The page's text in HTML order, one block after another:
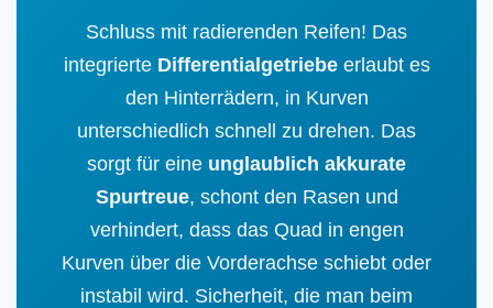
Schluss mit radierenden Reifen! Das
integrierte Differentialgetriebeerlaubt es
den Hinterrädern, in Kurven
unterschiedlich schnell zu drehen. Das
sorgt für eine unglaublich akkurate
Spurtreue, schont den Rasen und
verhindert, dass das Quad in engen
Kurven über die Vorderachse schiebt oder
instabil wird. Sicherheit, die man beim